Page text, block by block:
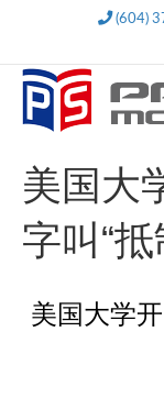
(604)
美国大
字叫“
美国大学